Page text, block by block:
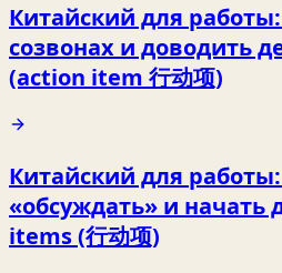
Китайский для
созвонах и доводить
(action item 行动项)
Китайский для
«обсуждать» и начать
items (行动项)